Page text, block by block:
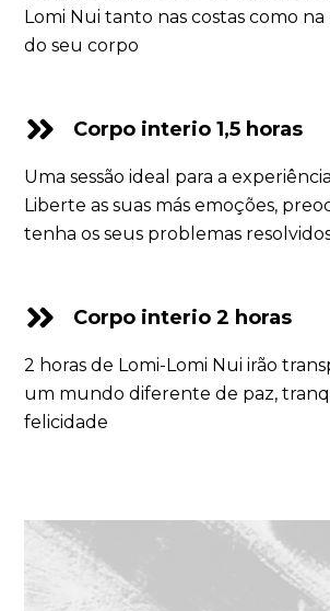
Lomi Nui tanto nas costas como
do seu corpo
Corpo interio 1,5 horas
Uma sessão ideal para a
Liberte as suas más emoções,
tenha os seus problemas
Corpo interio 2 horas
2 horas de Lomi-Lomi Nui irão
um mundo diferente de paz,
felicidade